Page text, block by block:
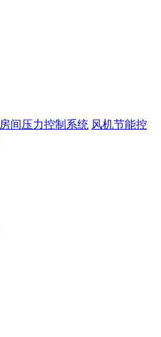
房间压力控制系统 风机节能控